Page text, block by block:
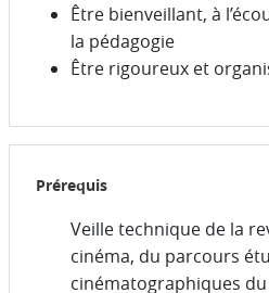
Être bienveillant, à
la pédagogie
Être rigoureux et
Prérequis
Veille technique de la
cinéma, du parcours
cinématographiques